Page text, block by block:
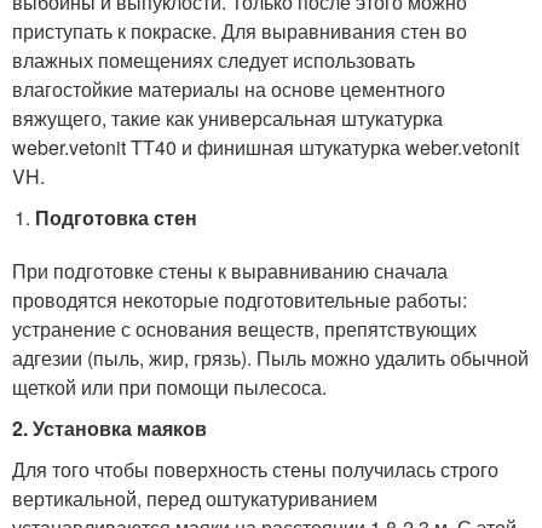
приступать к покраске. Для выравнивания стен во
влажных помещениях следует использовать
влагостойкие материалы на основе цементного
вяжущего, такие как универсальная штукатурка
weber.vetonit TT40 и финишная штукатурка weber.vetonit
VH.
Подготовка стен
При подготовке стены к выравниванию сначала
проводятся некоторые подготовительные работы:
устранение с основания веществ, препятствующих
адгезии (пыль, жир, грязь). Пыль можно удалить обычной
щеткой или при помощи пылесоса.
2. Установка маяков
Для того чтобы поверхность стены получилась строго
вертикальной, перед оштукатуриванием